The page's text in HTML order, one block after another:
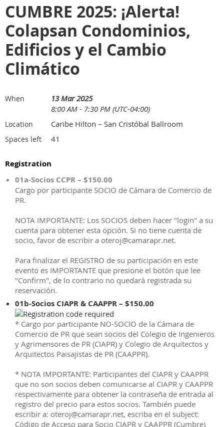
CUMBRE 2025: ¡Alerta!
Colapsan Condominios,
Edificios y el Cambio
Climático
When
13 Mar 2025
8:00 AM - 7:30 PM (UTC-04:00)
Location Caribe Hilton – San Cristóbal Ballroom
Spaces left 41
Registration
01a-Socios CCPR – $150.00
Cargo por participante SOCIO de Cámara de Comercio de
PR.
NOTA IMPORTANTE: Los SOCIOS deben hacer "login" a su
cuenta para obtener esta opción. Si no tiene cuenta de
socio, favor de escribir a oteroj@camarapr.net.
Para finalizar el REGISTRO de su participación en este
evento es IMPORTANTE que presione el botón que lee
"Confirm", de lo contrario no quedará registrada su
reservación.
01b-Socios CIAPR & CAAPPR – $150.00
* Cargo por participante NO-SOCIO de la Cámara de
Comercio de PR que sean socios del Colegio de Ingenieros
y Agrimensores de PR (CIAPR) y Colegio de Arquitectos y
Arquitectos Paisajistas de PR (CAAPPR).
* NOTA IMPORTANTE: Participantes del CIAPR y CAAPPR
que no son socios deben comunicarse al CIAPR y CAAPPR
respectivamente para obtener la contraseña de entrada al
registro del precio para estos socios. También puede
escribir a: oteroj@camarapr.net, escriba en el subject:
Código de Acceso para Socio CIAPR y CAAPPR (Cumbre)